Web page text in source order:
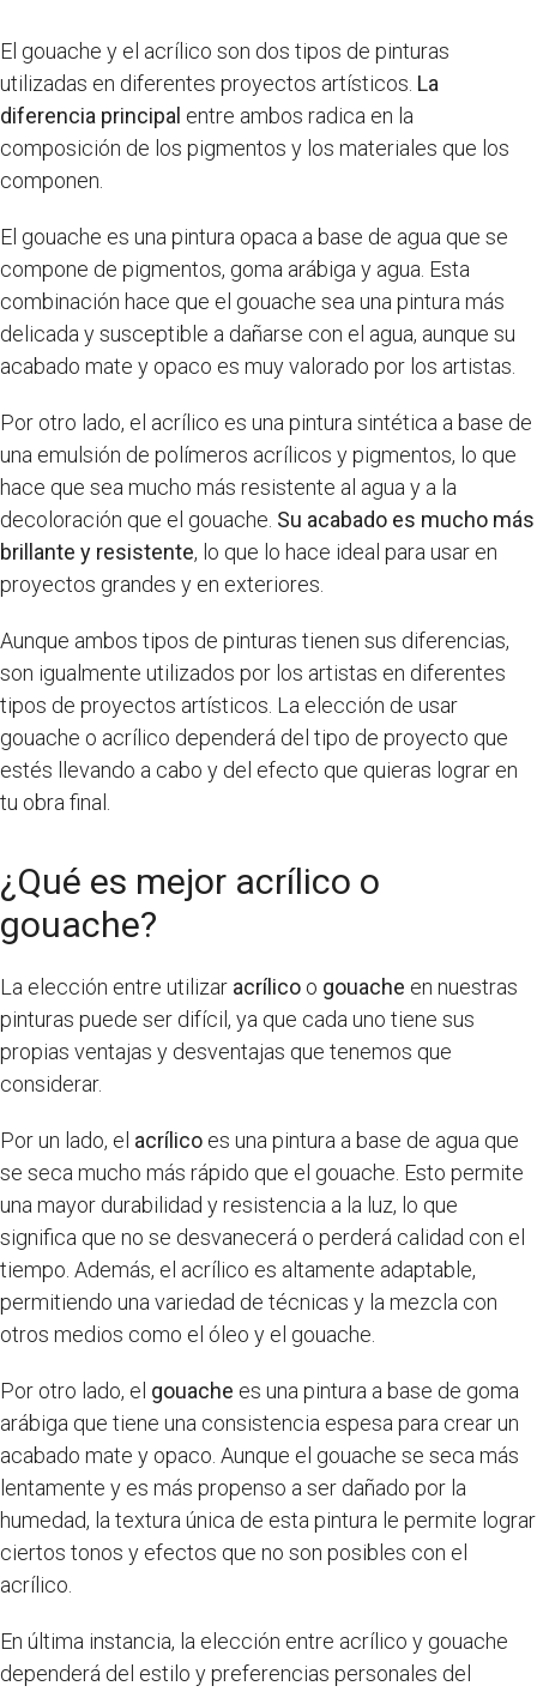
El gouache y el acrílico son dos tipos de pinturas
utilizadas en diferentes proyectos artísticos. La
diferencia principal entre ambos radica en la
composición de los pigmentos y los materiales que los
componen.
El gouache es una pintura opaca a base de agua que se
compone de pigmentos, goma arábiga y agua. Esta
combinación hace que el gouache sea una pintura más
delicada y susceptible a dañarse con el agua, aunque su
acabado mate y opaco es muy valorado por los artistas.
Por otro lado, el acrílico es una pintura sintética a base de
una emulsión de polímeros acrílicos y pigmentos, lo que
hace que sea mucho más resistente al agua y a la
decoloración que el gouache. Su acabado es mucho más
brillante y resistente, lo que lo hace ideal para usar en
proyectos grandes y en exteriores.
Aunque ambos tipos de pinturas tienen sus diferencias,
son igualmente utilizados por los artistas en diferentes
tipos de proyectos artísticos. La elección de usar
gouache o acrílico dependerá del tipo de proyecto que
estés llevando a cabo y del efecto que quieras lograr en
tu obra final.
¿Qué es mejor acrílico o
gouache?
La elección entre utilizar acrílico o gouache en nuestras
pinturas puede ser difícil, ya que cada uno tiene sus
propias ventajas y desventajas que tenemos que
considerar.
Por un lado, el acrílico es una pintura a base de agua que
se seca mucho más rápido que el gouache. Esto permite
una mayor durabilidad y resistencia a la luz, lo que
significa que no se desvanecerá o perderá calidad con el
tiempo. Además, el acrílico es altamente adaptable,
permitiendo una variedad de técnicas y la mezcla con
otros medios como el óleo y el gouache.
Por otro lado, el gouache es una pintura a base de goma
arábiga que tiene una consistencia espesa para crear un
acabado mate y opaco. Aunque el gouache se seca más
lentamente y es más propenso a ser dañado por la
humedad, la textura única de esta pintura le permite lograr
ciertos tonos y efectos que no son posibles con el
acrílico.
En última instancia, la elección entre acrílico y gouache
dependerá del estilo y preferencias personales del